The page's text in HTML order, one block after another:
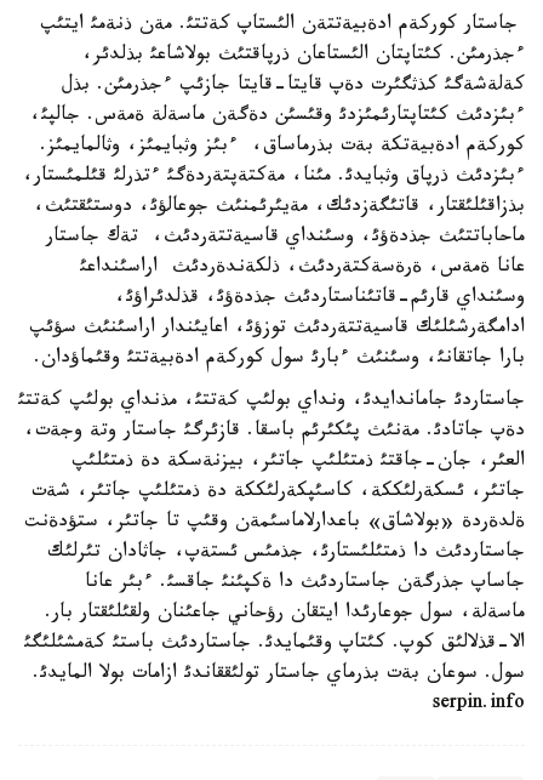
جاستار كوركةم ادةبيةتتةن الئستاپ كةتتئ. مةن ذنةمئ ايتئپ
ءجذرمئن. كئتاپتان الئستاعان ذرپاقتئث بولاشاعئ بذلدئر،
كةلةشةگئ كذثگئرت دةپ قايتا-قايتا جازئپ ءجذرمئن. بذل
ءبئزدئث كئتاپتارئمئزدئ وقئسئن دةگةن ماسةلة ةمةس. جالپئ،
كوركةم ادةبيةتكة بةت بذرماساق، ءبئز وثبايمئز، وثالمايمئز.
ءبئزدئث ذرپاق وثبايدئ. مئنا، مةكتةپتةردةگئ ءتذرلئ قئلمئستار،
بذزاقئلئقتار، قاتئگةزدئك، مةيئرئمنئث جوعالؤئ، دوستئقتئث،
ماحاباتتئث جذدةؤئ، وسئنداي قاسيةتتةردئث، تةك جاستار
عانا ةمةس، ةرةسةكتةردئث، ذلكةندةردئث اراسئنداعئ
وسئنداي قارئم-قاتئناستاردئث جذدةؤئ، قذلدئراؤئ،
ادامگةرشئلئك قاسيةتتةردئث توزؤئ، اعايئندار اراسئنئث سؤئپ
بارا جاتقانئ، وسئنئث ءبارئ سول كوركةم ادةبيةتتئ وقئماؤدان.
جاستاردئ جاماندايدئ، ونداي بولئپ كةتتئ، مذنداي بولئپ كةتتئ
دةپ جاتادئ. مةنئث پئكئرئم باسقا. قازئرگئ جاستار وتة وجةت،
العئر، جان-جاقتئ ذمتئلئپ جاتئر، بيزنةسكة دة ذمتئلئپ
جاتئر، ئسكةرلئككة، كاسئپكةرلئككة دة ذمتئلئپ جاتئر، شةت
ةلدةردة «بولاشاق» باعدارلاماسئمةن وقئپ تا جاتئر، ستؤدةنت
جاستاردئث دا ذمتئلئستارئ، جذمئس ئستةپ، جاثادان تئرلئك
جاساپ جذرگةن جاستاردئث دا ةكپئنئ جاقسئ. ءبئر عانا
ماسةلة، سول جوعارئدا ايتقان رؤحاني جاعئنان ولقئلئقتار بار.
الا-قذلالئق كوپ. كئتاپ وقئمايدئ. جاستاردئث باستئ كةمشئلئگئ
سول. سوعان بةت بذرماي جاستار تولئققاندئ ازامات بولا المايدئ.
serpin.info